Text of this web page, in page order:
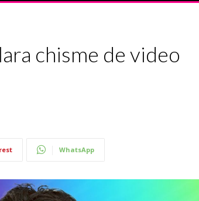
chisme de video
WhatsApp